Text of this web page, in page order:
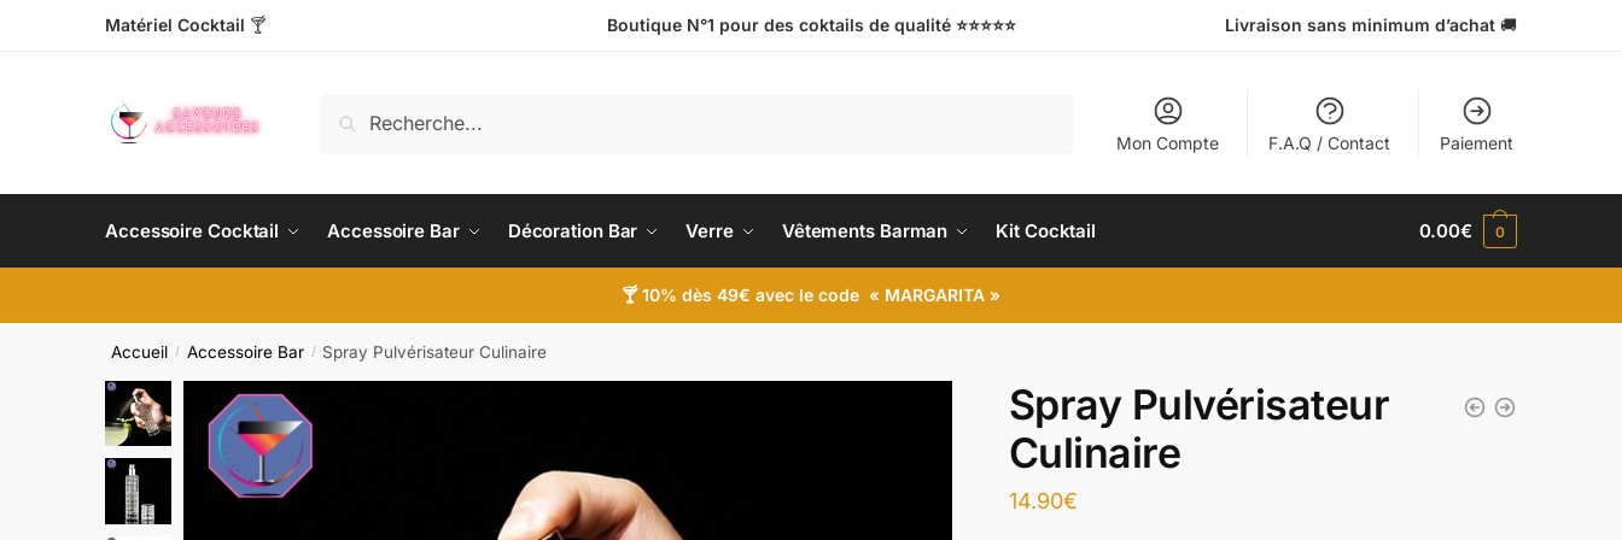
Matériel Cocktail 🍸 Boutique N°1 pour des coktails de qualité ⭐️⭐️⭐️⭐️⭐️ Livraison sans minimum d’achat 🚚
Recherche
Mon Compte F.A.Q / Contact Paiement
Accessoire Cocktail Accessoire Bar Décoration Bar Verre Vêtements Barman Kit Cocktail 0.00€ 0
🍸 10% dès 49€ avec le code « MARGARITA »
Accueil / Accessoire Bar / Spray Pulvérisateur Culinaire
Spray Pulvérisateur
Culinaire
14.90€